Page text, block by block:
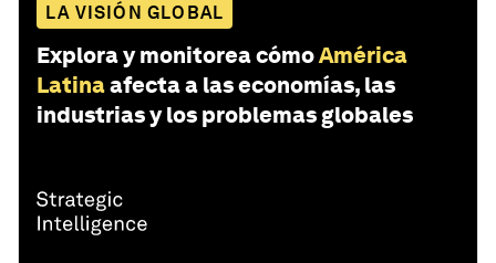
LA VISIÓN GLOBAL
Explora y monitorea cómoAmérica
Latinaafecta a las economías, las
industrias y los problemas globales